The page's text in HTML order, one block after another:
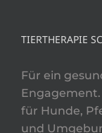
TIERTHERAPIE
Für ein
für Hunde,
und